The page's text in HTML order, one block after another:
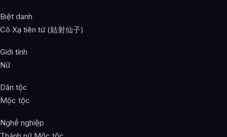
Biệt danh
Cô Xạ tiên tử (姑射仙子)
Giới tính
Nữ
Dân tộc
Mộc tộc
Nghề nghiệp